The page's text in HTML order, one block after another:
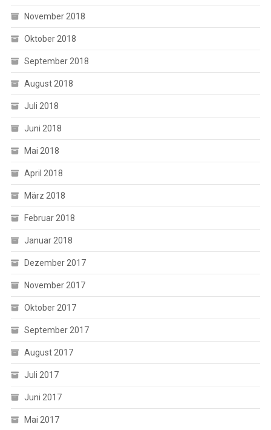
November 2018
Oktober 2018
September 2018
August 2018
Juli 2018
Juni 2018
Mai 2018
April 2018
März 2018
Februar 2018
Januar 2018
Dezember 2017
November 2017
Oktober 2017
September 2017
August 2017
Juli 2017
Juni 2017
Mai 2017